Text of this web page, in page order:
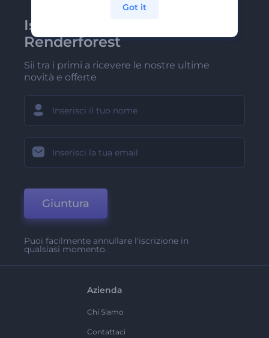
Iscriviti alla newsletter di
Renderforest
Sii tra i primi a ricevere le nostre ultime
novità e offerte
Giuntura
Puoi facilmente annullare l'iscrizione in
qualsiasi momento.
Azienda
Chi Siamo
Contattaci
Got it